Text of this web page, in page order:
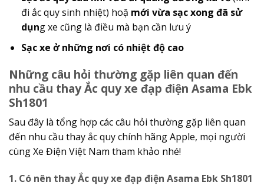
đi ắc quy sinh nhiệt) hoặ mới vừa sạc xong đã sử
dụng xe cũng là điều mà bạn cần lưu ý
Sạc xe ở những nơi có nhiệt độ cao
Những câu hỏi thường gặp liên quan đến
nhu cầu thay Ắc quy xe đạp điện Asama Ebk
Sh1801
Sau đây là tổng hợp các câu hỏi thường gặp liên quan
đến nhu cầu thay ắc quy chính hãng Apple, mọi người
cùng Xe Điện Việt Nam tham khảo nhé!
1. Có nên thay Ắc quy xe đạp điện Asama Ebk Sh1801